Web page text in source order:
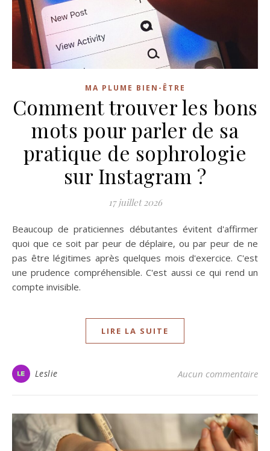
MA PLUME BIEN-ÊTRE
Comment trouver les bons
mots pour parler de sa
pratique de sophrologie
sur Instagram ?
17 juillet 2026
Beaucoup de praticiennes débutantes évitent d'affirmer
quoi que ce soit par peur de déplaire, ou par peur de ne
pas être légitimes après quelques mois d'exercice. C'est
une prudence compréhensible. C'est aussi ce qui rend un
compte invisible.
LIRE LA SUITE
Leslie Aucun commentaire